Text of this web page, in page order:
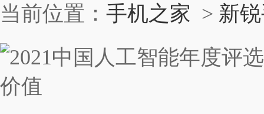
当前位置： 手机之家 > 新